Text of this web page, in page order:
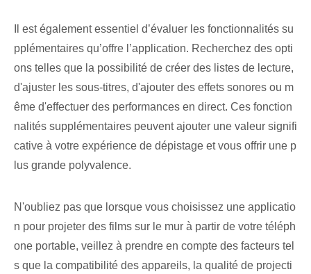
Il est également essentiel‌ d’évaluer les fonctionnalités su
pplémentaires qu’offre l’application. Recherchez des opti
ons telles que la possibilité de créer des listes de lecture,
d'ajuster les sous-titres, d'ajouter des effets sonores ou m
ême d'effectuer des performances en direct. Ces fonction
nalités supplémentaires peuvent ajouter une valeur signifi
cative à votre expérience de dépistage et vous offrir une p
lus grande polyvalence.
N'oubliez pas que lorsque vous choisissez une applicatio
n pour projeter des films sur le mur à partir de votre téléph
one portable, veillez à prendre en compte des facteurs tel
s que la compatibilité des appareils, la qualité de projecti